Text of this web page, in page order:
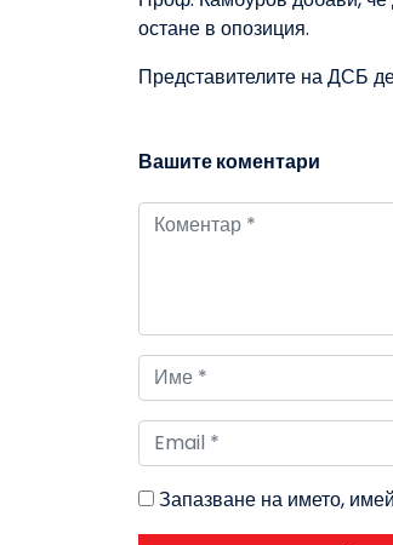
остане в опозиция.
Представителите на ДСБ
Вашите коментари
Запазване на името,